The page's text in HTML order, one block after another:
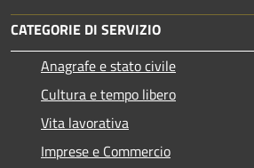
CATEGORIE DI SERVIZIO
Anagrafe e stato civile
Cultura e tempo libero
Vita lavorativa
Imprese e Commercio